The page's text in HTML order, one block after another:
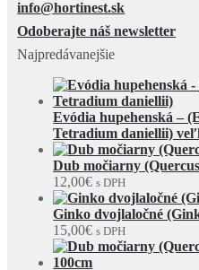
info@hortinest.sk
Odoberajte náš newsletter
Najpredávanejšie
Evódia hupehenská –
Tetradium daniellii)
Dub močiarny
12,00€ s DPH
Ginko dvojlaločné
15,00€ s DPH